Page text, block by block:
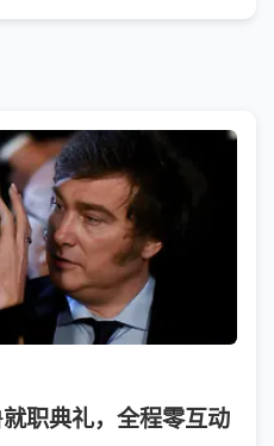
职典礼，全程零互动